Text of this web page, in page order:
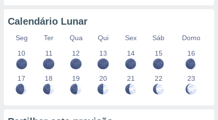
Calendário Lunar
Seg Ter Qua Qui Sex Sáb
Domo
10
11 12 13 14 15 16
17 18 19 20 21 22 23